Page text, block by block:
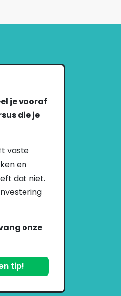
je vooraf
die je
vaste
en
dat niet.
onze
tip!